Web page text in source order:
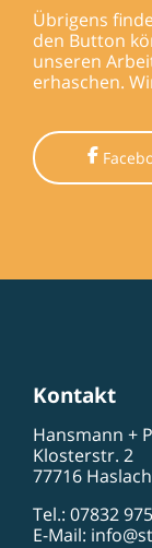
Übrigens
den Button
unseren
erhaschen.
Kontakt
Hansmann +
Klosterstr. 2
77716
Tel.: 07832
E-Mail: